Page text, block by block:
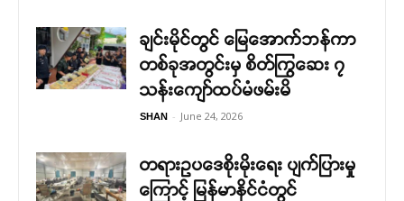
ချင်းမိုင်တွင် မြေအောက်ဘန်ကာ
တစ်ခုအတွင်းမှ စိတ်ကြွဆေး ၇
သန်းကျော်ထပ်မံဖမ်းမိ
SHAN - June 24, 2026
တရားဥပဒေစိုးမိုးရေး ပျက်ပြားမှု
ကြောင့် မြန်မာနိုင်ငံတွင်